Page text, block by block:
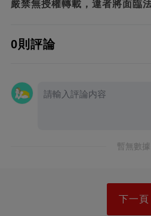
嚴禁無授權轉載，違者將面臨
0則評論
暫無數據
下一頁